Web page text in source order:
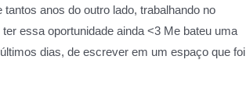
anos do outro lado, trabalhando no
essa oportunidade ainda <3 Me bateu uma
dias, de escrever em um espaço que foi